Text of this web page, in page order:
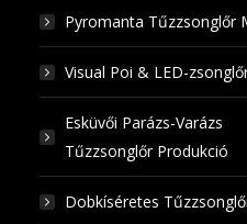
Pyromanta Tűzzsonglőr
Visual Poi & LED-
Esküvői Parázs-Varázs
Tűzzsonglőr Produkció
Dobkíséretes